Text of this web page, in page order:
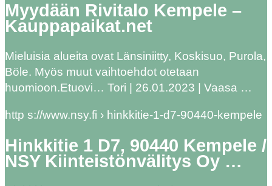
Myydään Rivitalo Kempele –
Kauppapaikat.net
Mieluisia alueita ovat Länsiniitty, Koskisuo, Purola,
Böle. Myös muut vaihtoehdot otetaan
huomioon.Etuovi… Tori | 26.01.2023 | Vaasa …
http s://www.nsy.fi › hinkkitie-1-d7-90440-kempele
Hinkkitie 1 D7, 90440 Kempele /
NSY Kiinteistönvälitys Oy …